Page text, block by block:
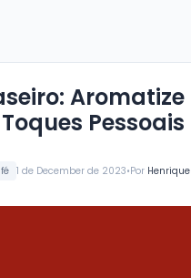
1 de December de 2023•Por Henrique
Pessoais